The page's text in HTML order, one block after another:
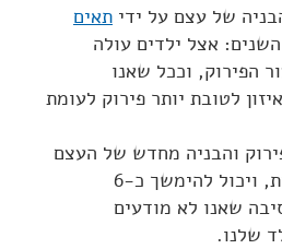
של עצם על ידי תאים
אצל ילדים עולה
הפירוק, וככל שאנו
לטובת יותר פירוק לעומת
והבניה מחדש של העצם
הוא תהליך איטי יחסית, ויכול להימשך כ-6
שאנו לא מודעים
שלנו.